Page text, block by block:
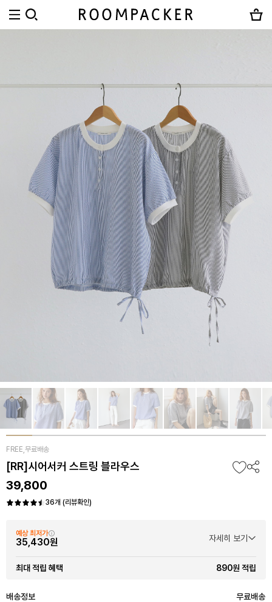
FREE,무료배송
[RR]시어서커 스트링 블라우스
39,800
36개 (리뷰확인)
예상 최저가
35,430원 자세히 보기
최대 적립 혜택 890원 적립
배송정보
무료배송